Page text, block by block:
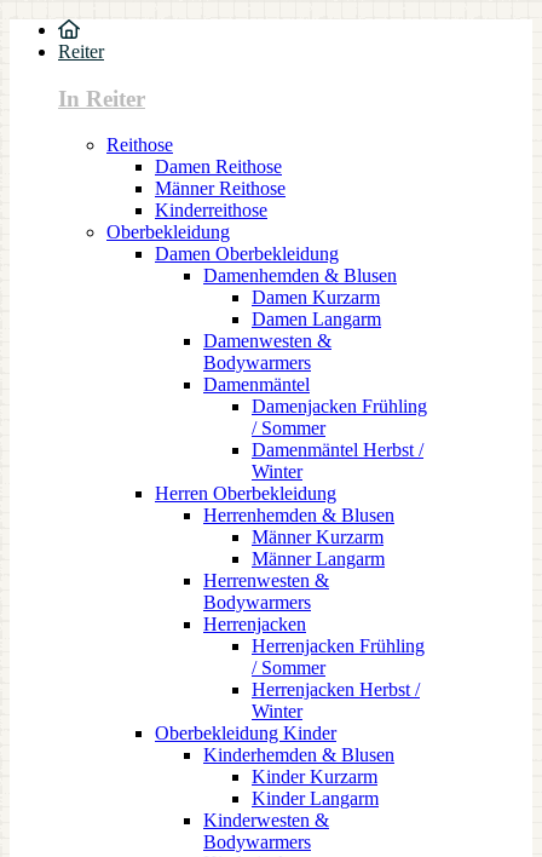
Reiter
In Reiter
Reithose
Damen Reithose
Männer Reithose
Kinderreithose
Oberbekleidung
Damen Oberbekleidung
Damenhemden & Blusen
Damen Kurzarm
Damen Langarm
Damenwesten &
Bodywarmers
Damenmäntel
Damenjacken Frühling
/ Sommer
Damenmäntel Herbst /
Winter
Herren Oberbekleidung
Herrenhemden & Blusen
Männer Kurzarm
Männer Langarm
Herrenwesten &
Bodywarmers
Herrenjacken
Herrenjacken Frühling
/ Sommer
Herrenjacken Herbst /
Winter
Oberbekleidung Kinder
Kinderhemden & Blusen
Kinder Kurzarm
Kinder Langarm
Kinderwesten &
Bodywarmers